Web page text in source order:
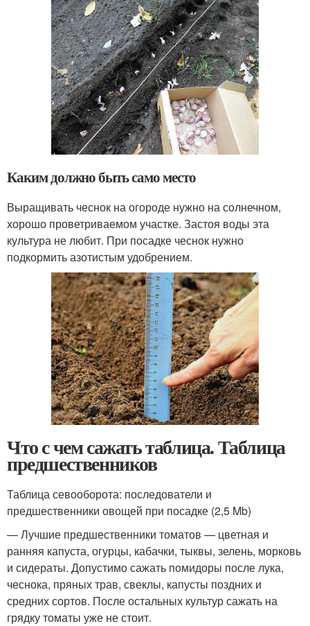
Каким должно быть само место
Выращивать чеснок на огороде нужно на солнечном,
хорошо проветриваемом участке. Застоя воды эта
культура не любит. При посадке чеснок нужно
подкормить азотистым удобрением.
Что с чем сажать таблица. Таблица
предшественников
Таблица севооборота: последователи и
предшественники овощей при посадке (2,5 Mb)
— Лучшие предшественники томатов — цветная и
ранняя капуста, огурцы, кабачки, тыквы, зелень, морковь
и сидераты. Допустимо сажать помидоры после лука,
чеснока, пряных трав, свеклы, капусты поздних и
средних сортов. После остальных культур сажать на
грядку томаты уже не стоит.